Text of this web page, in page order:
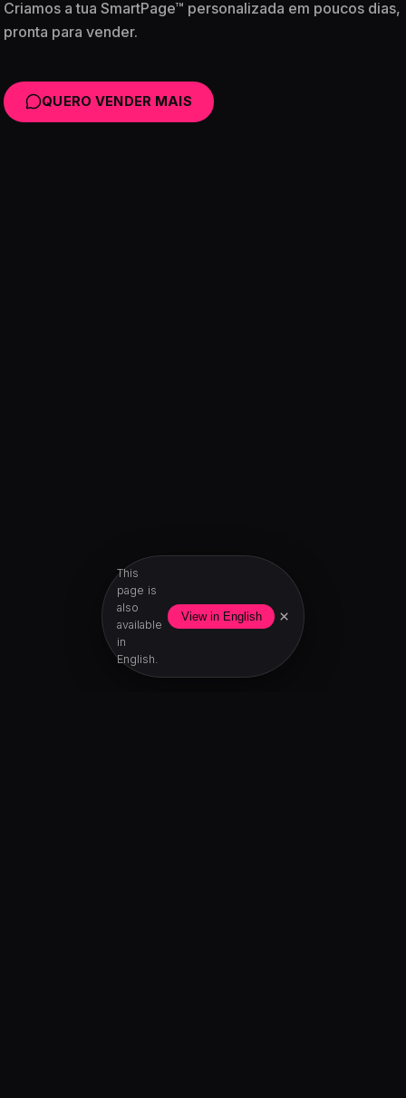
This
page is
also
available
in
English.
View in English ×
Criamos a tua SmartPage™ personalizada em poucos dias,
pronta para vender.
QUERO VENDER MAIS